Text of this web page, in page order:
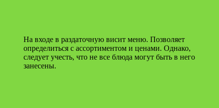
На входе в раздаточную висит меню. Позволяет
определиться с ассортиментом и ценами. Однако,
следует учесть, что не все блюда могут быть в него
занесены.